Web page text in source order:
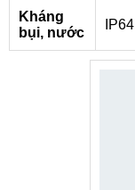
Kháng
bụi, nước
IP64